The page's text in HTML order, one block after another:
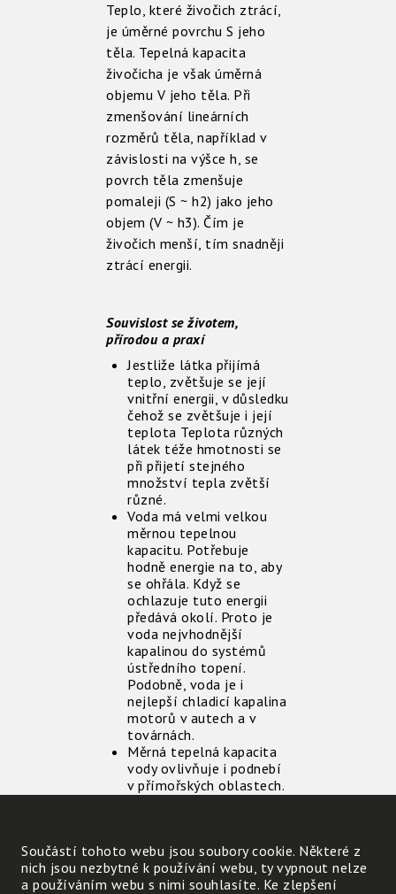
Teplo, které živočich ztrácí,
je úměrné povrchu S jeho
těla. Tepelná kapacita
živočicha je však úměrná
objemu V jeho těla. Při
zmenšování lineárních
rozměrů těla, například v
závislosti na výšce h, se
povrch těla zmenšuje
pomaleji (S ~ h2) jako jeho
objem (V ~ h3). Čím je
živočich menší, tím snadněji
ztrácí energii.
Souvislost se životem,
přírodou a praxí
Jestliže látka přijímá
teplo, zvětšuje se její
vnitřní energii, v důsledku
čehož se zvětšuje i její
teplota Teplota různých
látek téže hmotnosti se
při přijetí stejného
množství tepla zvětší
různé.
Voda má velmi velkou
měrnou tepelnou
kapacitu. Potřebuje
hodně energie na to, aby
se ohřála. Když se
ochlazuje tuto energii
předává okolí. Proto je
voda nejvhodnější
kapalinou do systémů
ústředního topení.
Podobně, voda je i
nejlepší chladicí kapalina
motorů v autech a v
továrnách.
Měrná tepelná kapacita
vody ovlivňuje i podnebí
v přímořských oblastech.
létě absorbuje teplo
pomaleji než pevnina a v
zimě ho pomaleji
Součástí tohoto webu jsou soubory cookie. Některé z
nich jsou nezbytné k používání webu, ty vypnout nelze
a používáním webu s nimi souhlasíte. Ke zlepšení